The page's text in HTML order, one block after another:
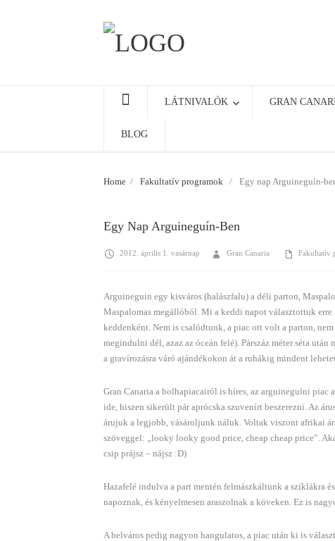
LÁTNIVALÓK GRAN
BLOG
Home / Fakultatív programok / Egy nap Arguineguín-
Egy Nap Arguineguín-Ben
2012. április 1. vasárnap Gran Canaria Fakultatív
Arguineguin egy kisváros (halászfalu) a déli parton,
Maspalomas megállóból. Mi a keddi napot választottuk
keddenként. Nem is csalódtunk, a piac ott volt a parton,
megindulni dél, azaz az óceán felé). Párszáz méter séta
a gravírozásra váró ajándékokon át a ruhákig mindent
Gran Canaria a bolhapiacairól is híres, az arguineguíni
ide, hiszen sikerült pár aprócska szuvenírt beszerezni. Az
árujuk a legjobb, vásároljunk náluk. Voltak viszont afrikai
szöveggel: „looky looky good price, cheap cheap price”.
csip prájsz – nájsz :D)
Hazafelé indulva a part mentén felmászkáltunk a sziklákra
napoznak, és kényelmesen araszolnak a köveken. Ez is
A belváros pedig nagyon hangulatos, a piac után ki is